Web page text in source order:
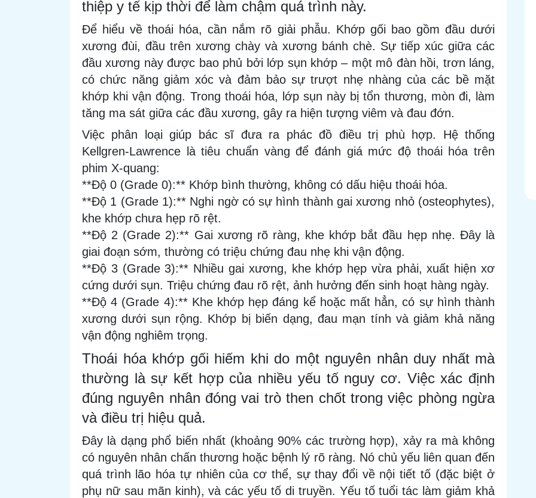
thiệp y tế kịp thời để làm chậm quá trình này.
Để hiểu về thoái hóa, cần nắm rõ giải phẫu. Khớp gối bao gồm đầu dưới
xương đùi, đầu trên xương chày và xương bánh chè. Sự tiếp xúc giữa các
đầu xương này được bao phủ bởi lớp sụn khớp – một mô đàn hồi, trơn láng,
có chức năng giảm xóc và đảm bảo sự trượt nhẹ nhàng của các bề mặt
khớp khi vận động. Trong thoái hóa, lớp sụn này bị tổn thương, mòn đi, làm
tăng ma sát giữa các đầu xương, gây ra hiện tượng viêm và đau đớn.
Việc phân loại giúp bác sĩ đưa ra phác đồ điều trị phù hợp. Hệ thống
Kellgren-Lawrence là tiêu chuẩn vàng để đánh giá mức độ thoái hóa trên
phim X-quang:
**Độ 0 (Grade 0):** Khớp bình thường, không có dấu hiệu thoái hóa.
**Độ 1 (Grade 1):** Nghi ngờ có sự hình thành gai xương nhỏ (osteophytes),
khe khớp chưa hẹp rõ rệt.
**Độ 2 (Grade 2):** Gai xương rõ ràng, khe khớp bắt đầu hẹp nhẹ. Đây là
giai đoạn sớm, thường có triệu chứng đau nhẹ khi vận động.
**Độ 3 (Grade 3):** Nhiều gai xương, khe khớp hẹp vừa phải, xuất hiện xơ
cứng dưới sụn. Triệu chứng đau rõ rệt, ảnh hưởng đến sinh hoạt hàng ngày.
**Độ 4 (Grade 4):** Khe khớp hẹp đáng kể hoặc mất hẳn, có sự hình thành
xương dưới sụn rộng. Khớp bị biến dạng, đau mạn tính và giảm khả năng
vận động nghiêm trọng.
Thoái hóa khớp gối hiếm khi do một nguyên nhân duy nhất mà
thường là sự kết hợp của nhiều yếu tố nguy cơ. Việc xác định
đúng nguyên nhân đóng vai trò then chốt trong việc phòng ngừa
và điều trị hiệu quả.
Đây là dạng phổ biến nhất (khoảng 90% các trường hợp), xảy ra mà không
có nguyên nhân chấn thương hoặc bệnh lý rõ ràng. Nó chủ yếu liên quan đến
quá trình lão hóa tự nhiên của cơ thể, sự thay đổi về nội tiết tố (đặc biệt ở
phụ nữ sau mãn kinh), và các yếu tố di truyền. Yếu tố tuổi tác làm giảm khả